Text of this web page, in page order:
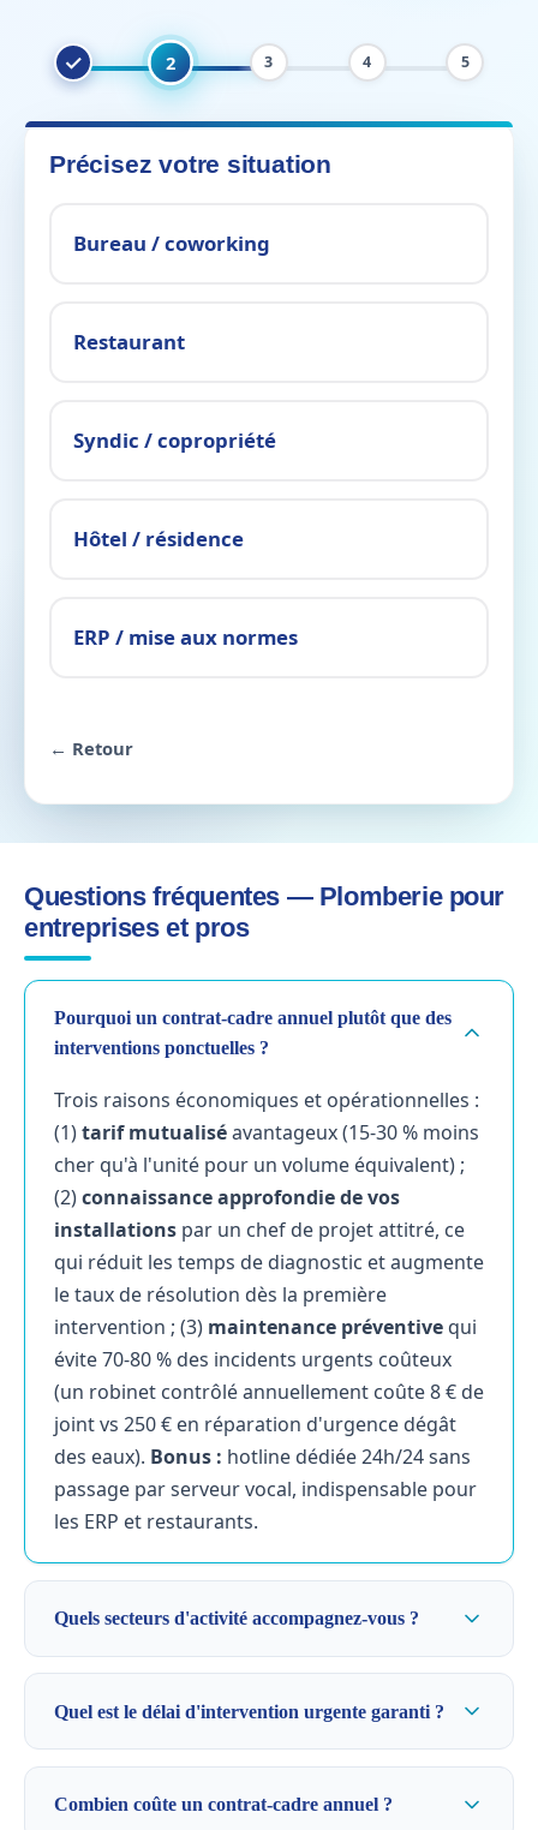
2 3 4 5
Précisez votre situation
Bureau / coworking
Restaurant
Syndic / copropriété
Hôtel / résidence
ERP / mise aux normes
← Retour
Questions fréquentes — Plomberie pour
entreprises et pros
Pourquoi un contrat-cadre annuel plutôt que des
interventions ponctuelles ?
Trois raisons économiques et opérationnelles :
(1)tarif mutualiséavantageux (15-30 % moins
cher qu'à l'unité pour un volume équivalent) ;
(2)connaissance approfondie de vos
installations par un chef de projet attitré, ce
qui réduit les temps de diagnostic et augmente
le taux de résolution dès la première
intervention ; (3) maintenance préventive qui
évite 70-80 % des incidents urgents coûteux
(un robinet contrôlé annuellement coûte 8 € de
joint vs 250 € en réparation d'urgence dégât
des eaux). Bonus : hotline dédiée 24h/24 sans
passage par serveur vocal, indispensable pour
les ERP et restaurants.
Quels secteurs d'activité accompagnez-vous ?
Quel est le délai d'intervention urgente garanti ?
Combien coûte un contrat-cadre annuel ?